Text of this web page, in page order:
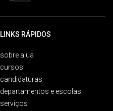
LINKS RÁPIDOS
sobre a ua
cursos
candidaturas
departamentos e escolas
serviços